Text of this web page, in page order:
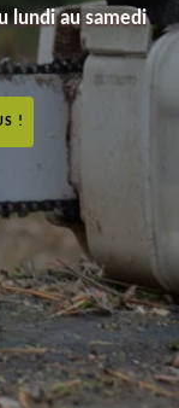
lundi au samedi
!